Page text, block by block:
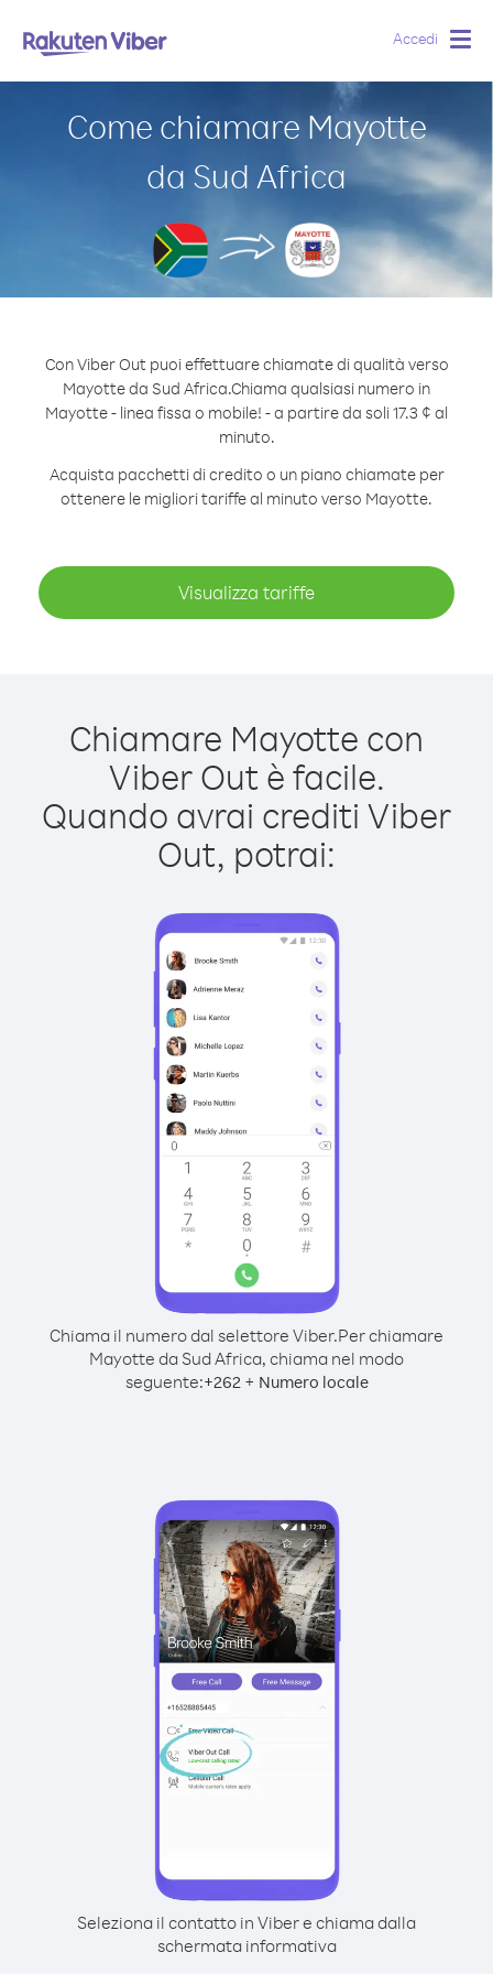
Accedi
Come chiamare Mayotte
da Sud Africa
Con Viber Out puoi effettuare chiamate di qualità verso
Mayotte da Sud Africa.Chiama qualsiasi numero in
Mayotte - linea fissa o mobile! - a partire da soli 17.3 ¢ al
minuto.
Acquista pacchetti di credito o un piano chiamate per
ottenere le migliori tariffe al minuto verso Mayotte.
Visualizza tariffe
Chiamare Mayotte con
Viber Out è facile.
Quando avrai crediti Viber
Out, potrai:
Chiama il numero dal selettore Viber.Per chiamare
Mayotte da Sud Africa, chiama nel modo
seguente:+262+ Numero locale
Seleziona il contatto in Viber e chiama dalla
schermata informativa